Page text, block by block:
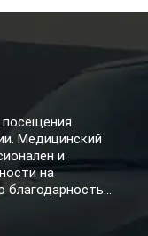
Медицинский
и
на
благодарность...